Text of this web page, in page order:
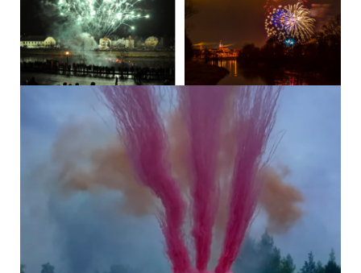
DÝMOVNICE -... OHŇOSTROJNÝ...
16 DALŠÍCH PRODUKTŮ VE STEJNÉ
KATEGORII: